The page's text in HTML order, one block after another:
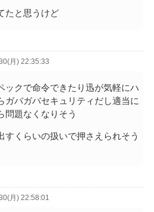
たと思うけど
月) 22:35:33
ックで命令できたり迅が気軽にハ
ガバガバセキュリティだし適当に
問題なくなりそう
すくらいの扱いで押さえられそう
月) 22:58:01